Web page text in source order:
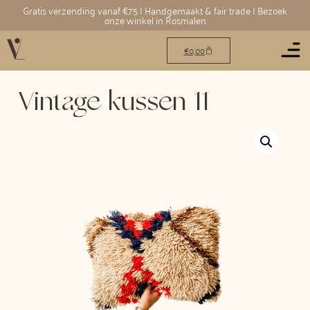
Gratis verzending vanaf €75 | Handgemaakt & fair trade | Bezoek
onze winkel in Rosmalen
€0,00
Vintage kussen 11